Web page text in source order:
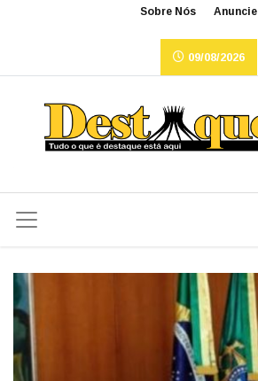
Sobre Nós Anuncie
09/08/2026